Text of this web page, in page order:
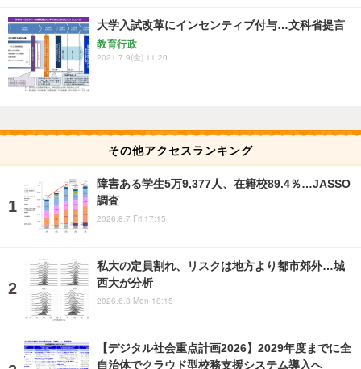
大学入試改革にインセンティブ付与…文科省提言
教育行政
2021.7.9(金) 11:20
その他アクセスランキング
障害ある学生5万9,377人、在籍校89.4％…JASSO
調査
2026.8.7 Fri 17:15
私大の定員割れ、リスクは地方より都市郊外…城
西大が分析
2026.6.8 Mon 18:15
【デジタル社会重点計画2026】2029年度までに全
自治体でクラウド型校務支援システム導入へ